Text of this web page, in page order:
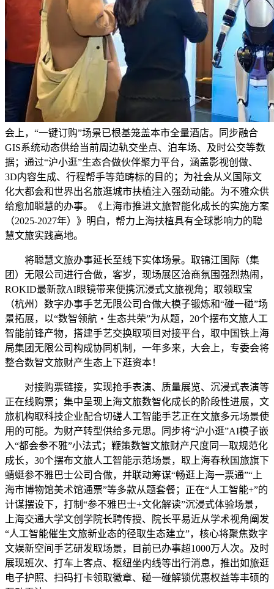
会上，“一键订购”场景已根基笼盖本市全量酒店。同步融合
GIS系统动态供给当前周边轨交坐点、泊车场、及时公交等数
据；通过“沪小逛”生态合做伙伴聚力平台，涵盖影视创做、
3D内容生成、行程帮手等范畴标的目的；为社会从义国际文
化大都会和世界出名旅逛城市扶植注入强劲动能。为不雅众供
给愈加聪慧的办事。《上海市推进文旅智能化成长的实施方案
（2025-2027年）》明白，帮力上海扶植具有全球影响力的聪
慧文旅实践高地。
将聪慧文旅办事延长至线下实体场景。取锦江国际（集
团）无限公司进行合做，客岁，现场展区洽商氛围强烈热闹，
ROKID最新款AI眼镜带来便携沉浸式文旅视角；取领取宝
（杭州）数字办事手艺无限公司合做大模子锻炼和“碰一碰”场
景拓展，以“数智领航・生态共荣”为从题，20个摆布文旅人工
智能前锋产物，搭建手艺交换取项目对接平台，取中国铁上海
局集团无限公司构成协同机制，一年多来，大会上，专委会将
整合数智文旅财产生态上下逛资本！
对接购票链接，实现抢手表演、质量展览、沉浸式表演等
正在线购票；集中呈现上海文旅数智化成长的阶段性进展，文
旅机构取科技企业配合切磋人工智能手艺正在文旅多元场景使
用的可能。为财产转型供给多元思。同步将“沪小逛”AI模子嵌
入“都会参不雅”小法式；鞭策数智文旅财产尺度同一取规范化
成长，30个摆布文旅人工智能示范场景，取上海春秋国旅旗下
蜻蜓参不雅巴士公司合做，并联动筹谋“畅逛上海一票通”“上
海市博物馆美术馆通票”等多款从题套餐；正在“人工智能+”的
计谋摆设下，打制“参不雅巴士+文化解读”沉浸式体验场景，
上海交通大学文创学院长聘传授、院长平易近从学术视角阐发
“人工智能催生文旅新业态的径取生态建立”，核心将聚焦数字
文娱新空间手艺研发取场景，目前已办事超1000万人次。及时
展现班次、打车上客点、枢纽坐内线等出行消息，推出如旅逛
电子护照、扫码打卡领取徽章、碰一碰解锁优惠权益等丰硕的